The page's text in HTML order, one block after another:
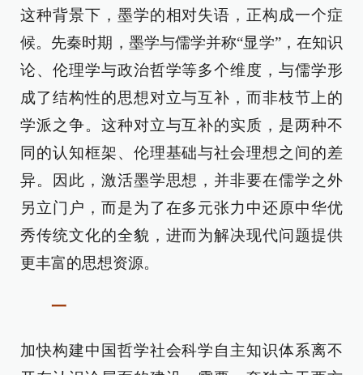
这种背景下，墨学的相对失语，正构成一个症
候。先秦时期，墨学与儒学并称“显学”，在知识
论、伦理学与政治哲学等多个维度，与儒学形
成了结构性的思想对立与互补，而非枝节上的
学派之争。这种对立与互补的实质，是两种不
同的认知框架、伦理基础与社会理想之间的差
异。因此，激活墨学思想，并非要在儒学之外
另立门户，而是为了在多元张力中还原中华优
秀传统文化的全貌，进而为解决现代问题提供
更丰富的思想资源。
一
加快构建中国哲学社会科学自主知识体系离不